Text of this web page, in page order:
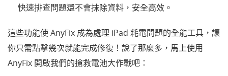
快速排查問題還不會抹除資料，安全高效。
這些功能使 AnyFix 成為處理 iPad 耗電問題的全能工具，讓
你只需點擊幾次就能完成修復！說了那麼多，馬上使用
AnyFix 開啟我們的搶救電池大作戰吧：